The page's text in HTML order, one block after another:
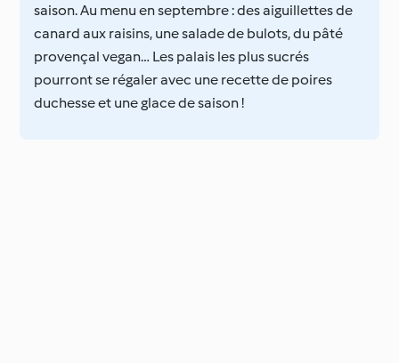
saison. Au menu en septembre : des aiguillettes de
canard aux raisins, une salade de bulots, du pâté
provençal vegan… Les palais les plus sucrés
pourront se régaler avec une recette de poires
duchesse et une glace de saison !